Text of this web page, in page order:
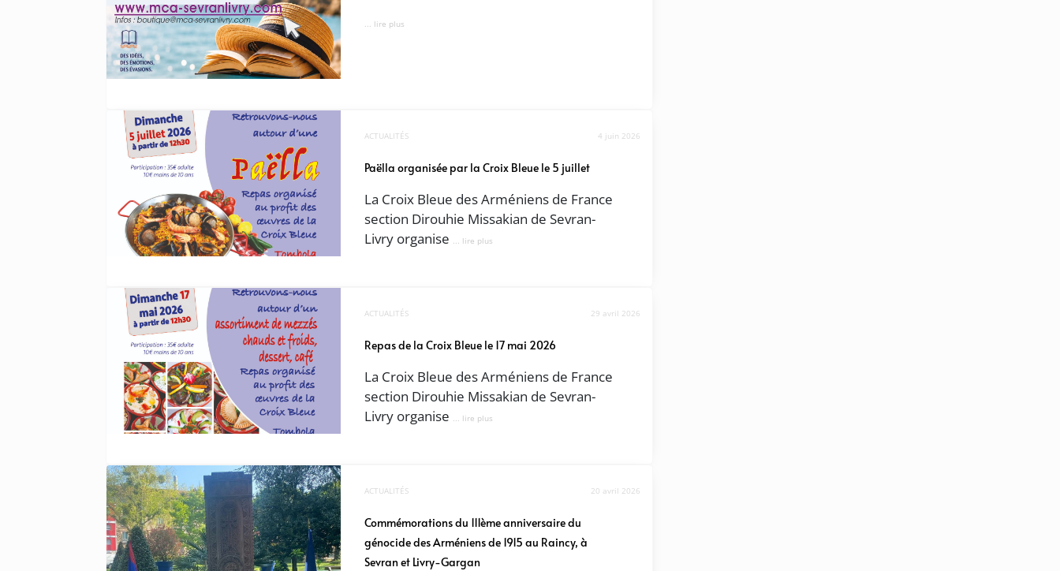
... lire plus
ACTUALITÉS 4 juin 2026
Paëlla organisée par la Croix Bleue le 5 juillet
La Croix Bleue des Arméniens de France
section Dirouhie Missakian de Sevran-
Livry organise ... lire plus
ACTUALITÉS 29 avril 2026
Repas de la Croix Bleue le 17 mai 2026
La Croix Bleue des Arméniens de France
section Dirouhie Missakian de Sevran-
Livry organise ... lire plus
ACTUALITÉS 20 avril 2026
Commémorations du 111ème anniversaire du
génocide des Arméniens de 1915 au Raincy, à
Sevran et Livry-Gargan